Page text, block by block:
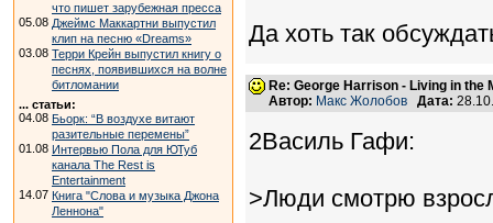
что пишет зарубежная пресса
05.08 Джеймс Маккартни выпустил
клип на песню «Dreams»
03.08 Терри Крейн выпустил книгу о
песнях, появившихся на волне
битломании
... статьи:
04.08 Бьорк: “В воздухе витают
разительные перемены”
01.08 Интервью Пола для ЮТуб
канала The Rest is
Entertainment
14.07 Книга "Слова и музыка Джона
Леннона"
Да хоть так
Re: George Harrison - Living in the
Автор: Макс Жолобов Дата:
2Василь Гафи:
>Люди смотрю